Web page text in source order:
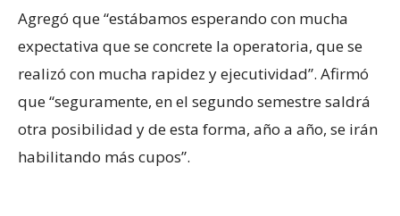
Agregó que “estábamos esperando con mucha
expectativa que se concrete la operatoria, que se
realizó con mucha rapidez y ejecutividad”. Afirmó
que “seguramente, en el segundo semestre saldrá
otra posibilidad y de esta forma, año a año, se irán
habilitando más cupos”.